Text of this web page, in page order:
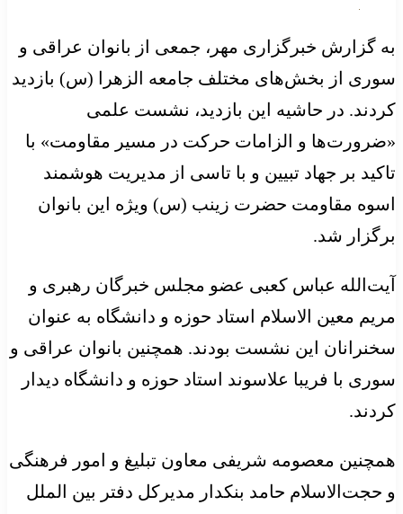
به گزارش خبرگزاری مهر، جمعی از بانوان عراقی و
سوری از بخش‌های مختلف جامعه الزهرا (س) بازدید
کردند. در حاشیه این بازدید، نشست علمی
«ضرورت‌ها و الزامات حرکت در مسیر مقاومت» با
تاکید بر جهاد تبیین و با تاسی از مدیریت هوشمند
اسوه مقاومت حضرت زینب (س) ویژه این بانوان
برگزار شد.
آیت‌الله عباس کعبی عضو مجلس خبرگان رهبری و
مریم معین الاسلام استاد حوزه و دانشگاه به عنوان
سخنرانان این نشست بودند. همچنین بانوان عراقی و
سوری با فریبا علاسوند استاد حوزه و دانشگاه دیدار
کردند.
همچنین معصومه شریفی معاون تبلیغ و امور فرهنگی
و حجت‌الاسلام حامد بنکدار مدیرکل دفتر بین الملل